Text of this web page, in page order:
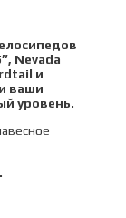
Nevada
и
ваши
уровень.
.